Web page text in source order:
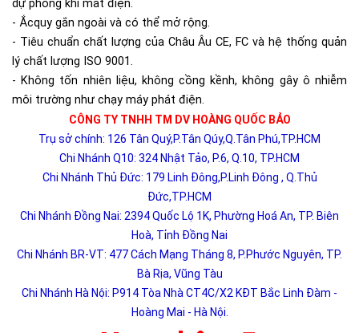
dự phòng khi mất điện.
- Ắcquy gắn ngoài và có thể mở rộng.
- Tiêu chuẩn chất lượng của Châu Âu CE, FC và hệ thống quản
lý chất lượng ISO 9001.
- Không tốn nhiên liệu, không cồng kềnh, không gây ô nhiễm
môi trường như chạy máy phát điện.
CÔNG TY TNHH TM DV HOÀNG QUỐC BẢO
Trụ sở chính: 126 Tân Quý,P.Tân Qúy,Q.Tân Phú,TP.HCM
Chi Nhánh Q10: 324 Nhật Tảo, P.6, Q.10, TP.HCM
Chi Nhánh Thủ Đức: 179 Linh Đông,P.Linh Đông , Q.Thủ
Đức,TP.HCM
Chi Nhánh Đồng Nai: 2394 Quốc Lộ 1K, Phường Hoá An, TP. Biên
Hoà, Tỉnh Đồng Nai
Chi Nhánh BR-VT: 477 Cách Mạng Tháng 8, P.Phước Nguyên, TP.
Bà Rịa, Vũng Tàu
Chi Nhánh Hà Nội: P914 Tòa Nhà CT4C/X2 KĐT Bắc Linh Đàm -
Hoàng Mai - Hà Nội.